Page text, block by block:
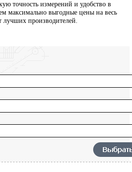
точность измерений и удобство в
максимально выгодные цены на весь
лучших производителей.